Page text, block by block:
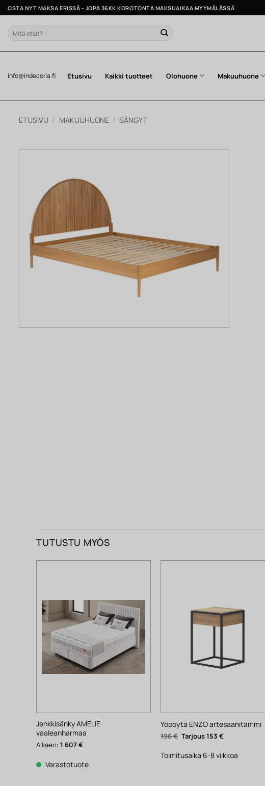
Skip
to
content
OSTA NYT MAKSA ERISSÄ - JOPA 36KK KOROTONTA MAKSUAIKAA MYYMÄLÄSSÄ
Etsi:
info@indecoria.fi Etusivu Kaikki tuotteet Olohuone Makuuhuone
ETUSIVU / MAKUUHUONE / SÄNGYT
TUTUSTU MYÖS
Jenkkisänky AMELIE
vaaleanharmaa
Alkaen: 1 607€
Varastotuote
Yöpöytä ENZO artesaanitammi
196€ Alkuperäinen
hinta
196 €.
153€
153 €.
Toimitusaika 6-8 viikkoa